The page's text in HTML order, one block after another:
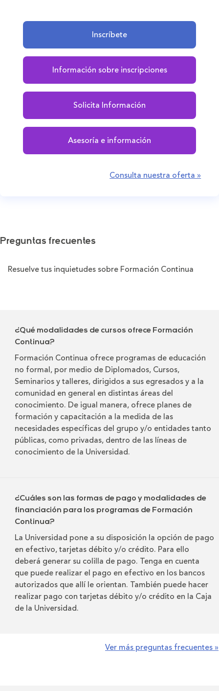
Inscríbete
Información sobre inscripciones
Solicita Información
Asesoría e información
Consulta nuestra oferta »
Preguntas frecuentes
Resuelve tus inquietudes sobre Formación Continua
¿Qué modalidades de cursos ofrece Formación
Continua?
Formación Continua ofrece programas de educación
no formal, por medio de Diplomados, Cursos,
Seminarios y talleres, dirigidos a sus egresados y a la
comunidad en general en distintas áreas del
conocimiento. De igual manera, ofrece planes de
formación y capacitación a la medida de las
necesidades específicas del grupo y/o entidades tanto
públicas, como privadas, dentro de las líneas de
conocimiento de la Universidad.
¿Cuáles son las formas de pago y modalidades de
financiación para los programas de Formación
Continua?
La Universidad pone a su disposición la opción de pago
en efectivo, tarjetas débito y/o crédito. Para ello
deberá generar su colilla de pago. Tenga en cuenta
que puede realizar el pago en efectivo en los bancos
autorizados que allí le orientan. También puede hacer
realizar pago con tarjetas débito y/o crédito en la Caja
de la Universidad.
Ver más preguntas frecuentes »